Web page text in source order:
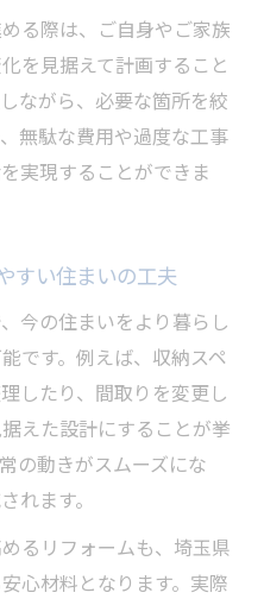
る際は、ご自身やご家族
を見据えて計画すること
ながら、必要な箇所を絞
無駄な費用や過度な工事
実現することができま
すい住まいの工夫
今の住まいをより暮らし
です。例えば、収納スペ
したり、間取りを変更し
えた設計にすることが挙
の動きがスムーズにな
れます。
るリフォームも、埼玉県
心材料となります。実際